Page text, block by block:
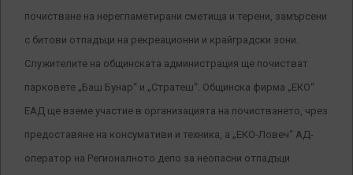
почистване на нерегламетирани сметища и терени, замърсени
с битови отпадъци на рекреационни и крайградски зони.
Служителите на общинската администрация ще почистват
парковете „Баш Бунар“ и „Стратеш“. Общинска фирма „ЕКО“
ЕАД ще вземе участие в организацията на почистването, чрез
предоставяне на консумативи и техника, а „ЕКО-Ловеч“ АД-
оператор на Регионалното депо за неопасни отпадъци